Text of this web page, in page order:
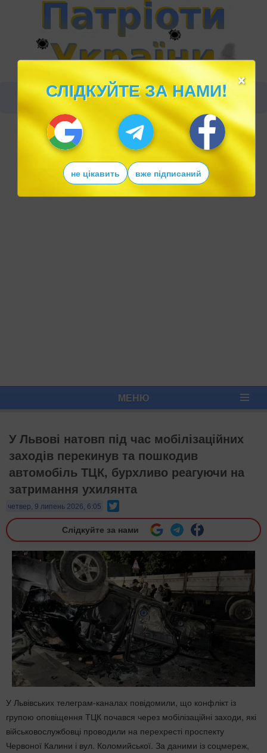
МЕНЮ
У Львові натовп під час мобілізаційних
заходів перекинув та пошкодив
автомобіль ТЦК, бурхливо реагуючи на
затримання ухилянта
четвер, 9 липень 2026, 6:05
Слідкуйте за нами
У Львівських телеграм-каналах повідомили, що конфлікт із
групою оповіщення ТЦК почався через мобілізаційні заходи, які
військовослужбовці проводили на перехресті проспекту
Червоної Калини і вул. Коломийської. За даними із соцмереж,
×
СЛІДКУЙТЕ ЗА НАМИ!
не цікавить вже підписаний